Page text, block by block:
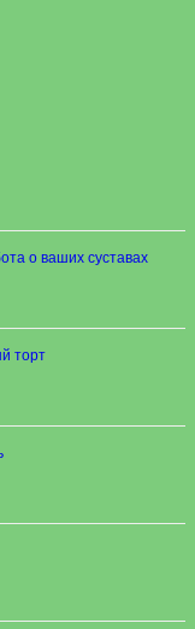
о ваших суставах
торт